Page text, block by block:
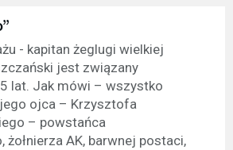
- kapitan żeglugi wielkiej
jest związany
lat. Jak mówi – wszystko
ojca – Krzysztofa
– powstańca
żołnierza AK, barwnej postaci,